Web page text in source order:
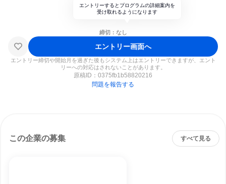
エントリーするとプログラムの詳細案内を
受け取れるようになります
締切：なし
エントリー画面へ
エントリー締切や開始月を過ぎた後もシステム上はエントリーできますが、エント
リーへの対応はされないことがあります。
原稿ID： 0375fb1b58820216
問題を報告する
この企業の募集 すべて見る